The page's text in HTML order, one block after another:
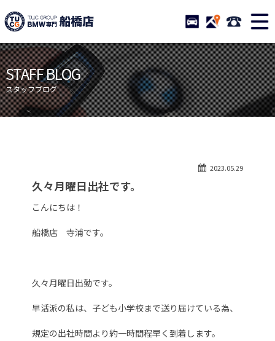
TUCグループ BMW専門 船
STOCK ACCESS 047-
ニュース
在庫リスト
目玉車両一覧
店舗紹介
保証＆サービス
アクセスマップ
自動車保険
STAFF BLOG
スタッフブログ
2023.05.29
久々月曜日出社です。
こんにちは！
船橋店 寺浦です。
久々月曜日出勤です。
早活派の私は、子ども小学校まで送り届けている為、
規定の出社時間より約一時間程早く到着します。